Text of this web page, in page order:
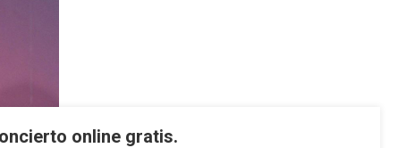
online gratis.